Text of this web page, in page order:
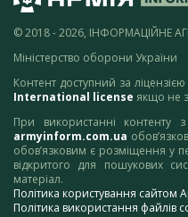
© 2018 - 2026, ІНФОРМАЦІЙНЕ
Міністерство оборони України
Контент доступний за ліцензією
International license якщо не
При використанні контенту
armyinform.com.ua
обов’язковим є розміщення у
відкритого для пошукових
матеріал.
Політика користування сайтом
Політика використання файлів